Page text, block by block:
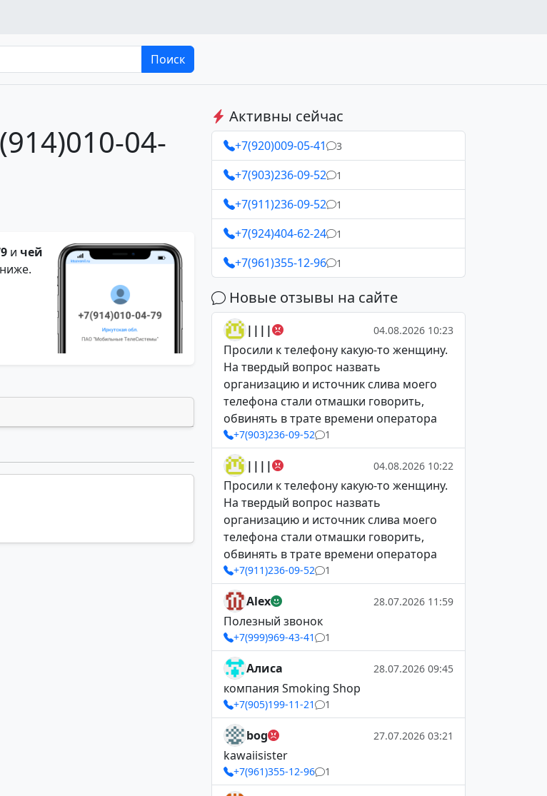
Поиск
04-
и чей
Активны сейчас
+7(920)009-05-41 3
+7(903)236-09-52 1
+7(911)236-09-52 1
+7(924)404-62-24 1
+7(961)355-12-96 1
Новые отзывы на сайте
|||| 04.08.2026 10:23
Просили к телефону какую-то женщину.
На твердый вопрос назвать
организацию и источник слива моего
телефона стали отмашки говорить,
обвинять в трате времени оператора
+7(903)236-09-52 1
|||| 04.08.2026 10:22
Просили к телефону какую-то женщину.
На твердый вопрос назвать
организацию и источник слива моего
телефона стали отмашки говорить,
обвинять в трате времени оператора
+7(911)236-09-52 1
Alex 28.07.2026 11:59
Полезный звонок
+7(999)969-43-41 1
Алиса 28.07.2026 09:45
компания Smoking Shop
+7(905)199-11-21 1
bog 27.07.2026 03:21
kawaiisister
+7(961)355-12-96 1